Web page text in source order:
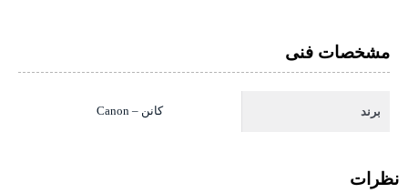
مشخصات فنی
برند کانن – Canon
نظرات